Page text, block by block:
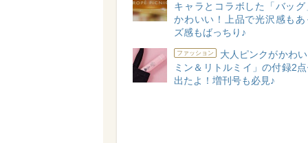
キャラとコラボした「バッ
かわいい！上品で光沢感もあ
ズ感もばっちり♪
ファッション
大人ピンクがかわ
ミン＆リトルミイ」の付録2
出たよ！増刊号も必見♪